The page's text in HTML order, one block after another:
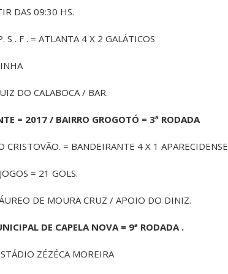
DAS 09:30 HS.
S . F . = ATLANTA 4 X 2 GALÁTICOS
DO CALABOCA / BAR.
= 2017 / BAIRRO GROGOTÓ = 3ª RODADA
CRISTOVÃO. = BANDEIRANTE 4 X 1 APARECIDENSE
= 21 GOLS.
DE MOURA CRUZ / APOIO DO DINIZ.
DE CAPELA NOVA = 9ª RODADA .
ZÉZÉCA MOREIRA